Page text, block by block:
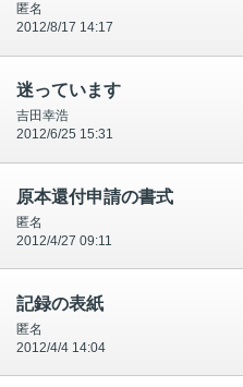
匿名
2012/8/17 14:17
迷っています
吉田幸浩
2012/6/25 15:31
原本還付申請の書式
匿名
2012/4/27 09:11
記録の表紙
匿名
2012/4/4 14:04